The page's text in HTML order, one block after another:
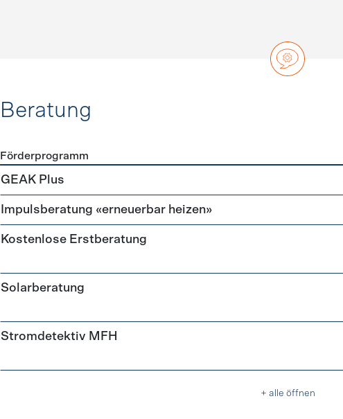
Beratung
Förderprogramme
Förderprogramm
GEAK Plus
Impulsberatung «erneuerbar heizen»
Kostenlose Erstberatung
Solarberatung
Stromdetektiv MFH
+ alle öffnen